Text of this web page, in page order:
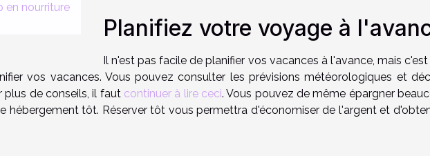
en nourriture
Planifiez votre voyage à
Il n'est pas facile de planifier vos vacances à l'avance, mais c'est
vos vacances. Vous pouvez consulter les prévisions météorologiques et
plus de conseils, il faut continuer à lire ceci. Vous pouvez de même épargner
hébergement tôt. Réserver tôt vous permettra d'économiser de l'argent et